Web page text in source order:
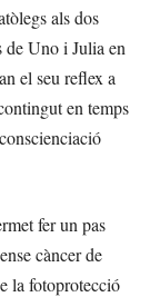
als dos
de Uno i Julia en
el seu reflex a
en temps
fer un pas
càncer de
la fotoprotecció